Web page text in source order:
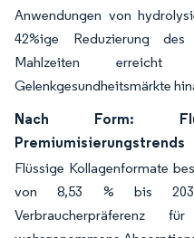
Anwendungen von
42%ige Reduzierung
Mahlzeiten
Gelenkgesundheitsmärkte
Nach Form:
Premiumisierungstrends
Flüssige Kollagenformate
von 8,53 % bis
Verbraucherpräferenz